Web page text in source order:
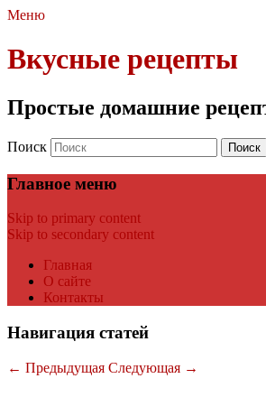
Меню
Вкусные рецепты
Простые домашние
Поиск
Главное меню
Skip to primary content
Skip to secondary content
Главная
О сайте
Контакты
Навигация статей
← Предыдущая Следующая →